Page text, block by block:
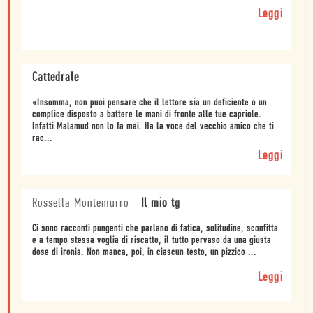
Leggi
Cattedrale
«Insomma, non puoi pensare che il lettore sia un deficiente o un
complice disposto a battere le mani di fronte alle tue capriole.
Infatti Malamud non lo fa mai. Ha la voce del vecchio amico che ti
rac...
Leggi
Rossella Montemurro - Il mio tg
Ci sono racconti pungenti che parlano di fatica, solitudine, sconfitta
e a tempo stessa voglia di riscatto, il tutto pervaso da una giusta
dose di ironia. Non manca, poi, in ciascun testo, un pizzico ...
Leggi